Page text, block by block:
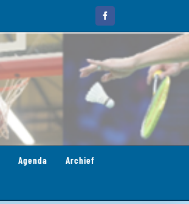
Facebook
Agenda Archief